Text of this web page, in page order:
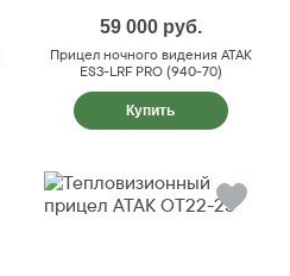
59 000 руб.
Прицел ночного видения ATAK
ES3-LRF PRO (940-70)
Купить